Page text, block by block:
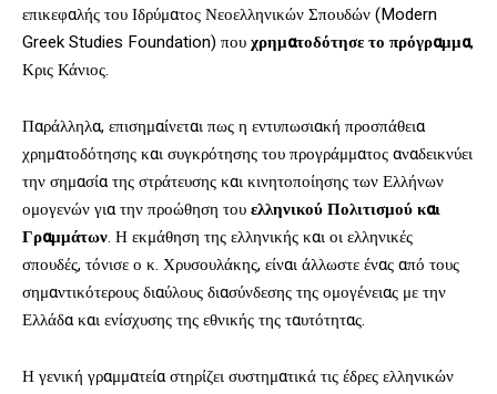
επικεφαλής του Ιδρύματος Νεοελληνικών Σπουδών (Modern
Greek Studies Foundation) πουχρηματοδότησε το πρόγραμμα,
Κρις Κάνιος.
Παράλληλα, επισημαίνεται πως η εντυπωσιακή προσπάθεια
χρηματοδότησης και συγκρότησης του προγράμματος αναδεικνύει
την σημασία της στράτευσης και κινητοποίησης των Ελλήνων
ομογενών για την προώθηση τουελληνικού Πολιτισμού και
Γραμμάτων. Η εκμάθηση της ελληνικής και οι ελληνικές
σπουδές, τόνισε ο κ. Χρυσουλάκης, είναι άλλωστε ένας από τους
σημαντικότερους διαύλους διασύνδεσης της ομογένειας με την
Ελλάδα και ενίσχυσης της εθνικής της ταυτότητας.
Η γενική γραμματεία στηρίζει συστηματικά τις έδρες ελληνικών